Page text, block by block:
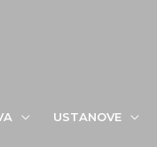
USTANOVE